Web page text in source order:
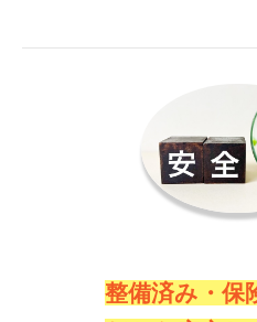
整備済み・保